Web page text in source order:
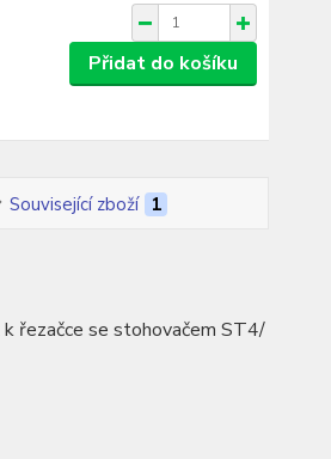
Přidat do košíku
Související zboží 1
řezačce se stohovačem ST4/